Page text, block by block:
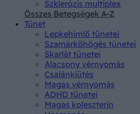
Szklerózis multiplex
Összes Betegségek A-Z
Tünet
Lepkehimlő tünetei
Szamárköhögés tünetei
Skarlát tünetei
Alacsony vérnyomás
Csalánkiütés
Magas vérnyomás
ADHD tünetei
Magas koleszterin